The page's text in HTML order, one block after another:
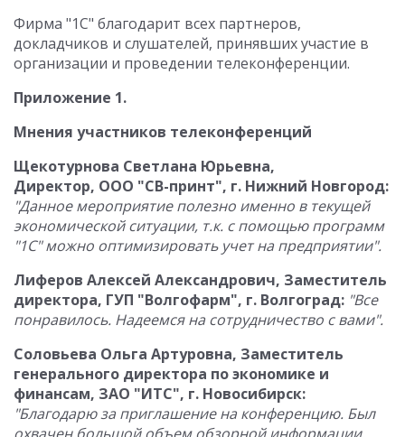
Фирма "1С" благодарит всех партнеров,
докладчиков и слушателей, принявших участие в
организации и проведении телеконференции.
Приложение 1.
Мнения участников телеконференций
Щекотурнова Светлана Юрьевна,
Директор, ООО "СВ-принт", г. Нижний Новгород:
"Данное мероприятие полезно именно в текущей
экономической ситуации, т.к. с помощью программ
"1С" можно оптимизировать учет на предприятии".
Лиферов Алексей Александрович, Заместитель
директора, ГУП "Волгофарм", г. Волгоград: "Все
понравилось. Надеемся на сотрудничество с вами".
Соловьева Ольга Артуровна, Заместитель
генерального директора по экономике и
финансам, ЗАО "ИТС", г. Новосибирск:
"Благодарю за приглашение на конференцию. Был